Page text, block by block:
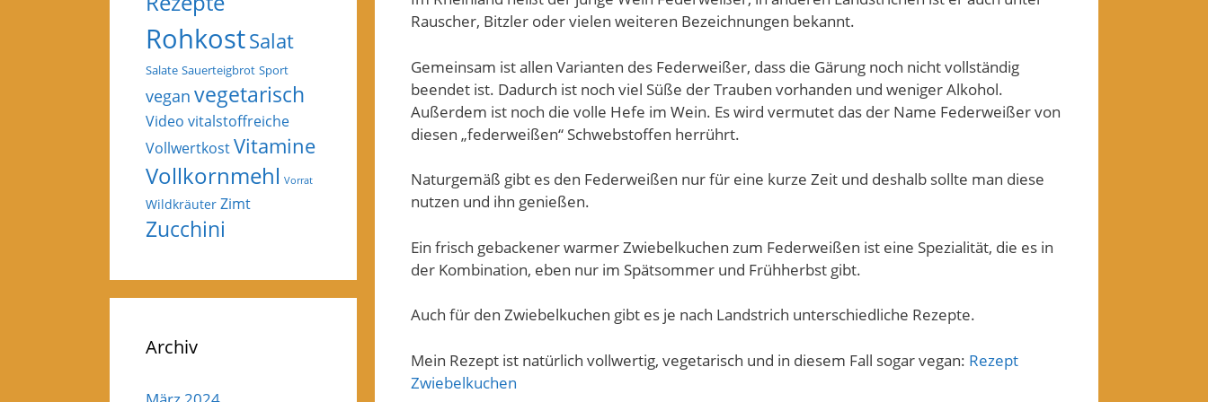
Rauscher, Bitzler oder vielen weiteren Bezeichnungen bekannt.
Gemeinsam ist allen Varianten des Federweißer, dass die Gärung noch nicht vollständig
beendet ist. Dadurch ist noch viel Süße der Trauben vorhanden und weniger Alkohol.
Außerdem ist noch die volle Hefe im Wein. Es wird vermutet das der Name Federweißer von
diesen „federweißen“ Schwebstoffen herrührt.
Naturgemäß gibt es den Federweißen nur für eine kurze Zeit und deshalb sollte man diese
nutzen und ihn genießen.
Ein frisch gebackener warmer Zwiebelkuchen zum Federweißen ist eine Spezialität, die es in
der Kombination, eben nur im Spätsommer und Frühherbst gibt.
Auch für den Zwiebelkuchen gibt es je nach Landstrich unterschiedliche Rezepte.
Mein Rezept ist natürlich vollwertig, vegetarisch und in diesem Fall sogar vegan: Rezept
Zwiebelkuchen
RohkostSalat
Salate Sauerteigbrot Sport
vegan vegetarisch
Video vitalstoffreiche
VollwertkostVitamine
Vollkornmehl Vorrat
Wildkräuter Zimt
Zucchini
Archiv